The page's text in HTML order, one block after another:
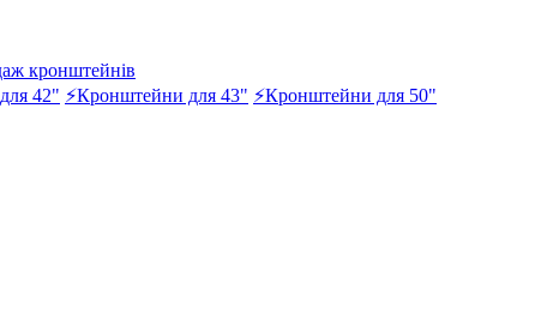
кронштейнів
42" ⚡Кронштейни для 43" ⚡Кронштейни для 50"